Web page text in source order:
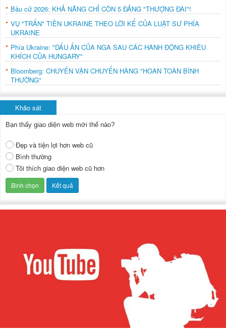
Bầu cử 2026: KHẢ NĂNG CHỈ CÒN 5 ĐẢNG "THƯỢNG ĐÀI"!
VỤ "TRẤN" TIỀN UKRAINE THEO LỜI KỂ CỦA LUẬT SƯ PHÍA
UKRAINE
Phía Ukraine: "DẤU ẤN CỦA NGA SAU CÁC HÀNH ĐỘNG KHIÊU
KHÍCH CỦA HUNGARY"
Bloomberg: CHUYẾN VẬN CHUYỂN HÀNG "HOÀN TOÀN BÌNH
THƯỜNG"
Khảo sát
Bạn thấy giao diện web mới thế nào?
Đẹp và tiện lợi hơn web cũ
Bình thường
Tôi thích giao diện web cũ hơn